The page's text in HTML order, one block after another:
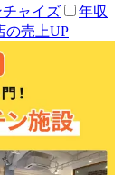
ャイズ
年収
の売上UP